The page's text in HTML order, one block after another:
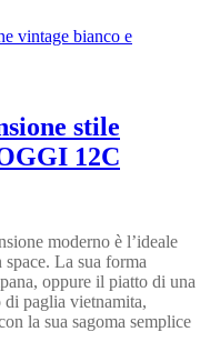
stile
12C
moderno è l’ideale
La sua forma
oppure il piatto di una
paglia vietnamita,
la sua sagoma semplice